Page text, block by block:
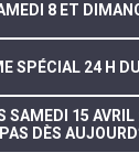
8 ET
SPÉCIAL 24 H
SAMEDI 15 AVRIL
DÈS